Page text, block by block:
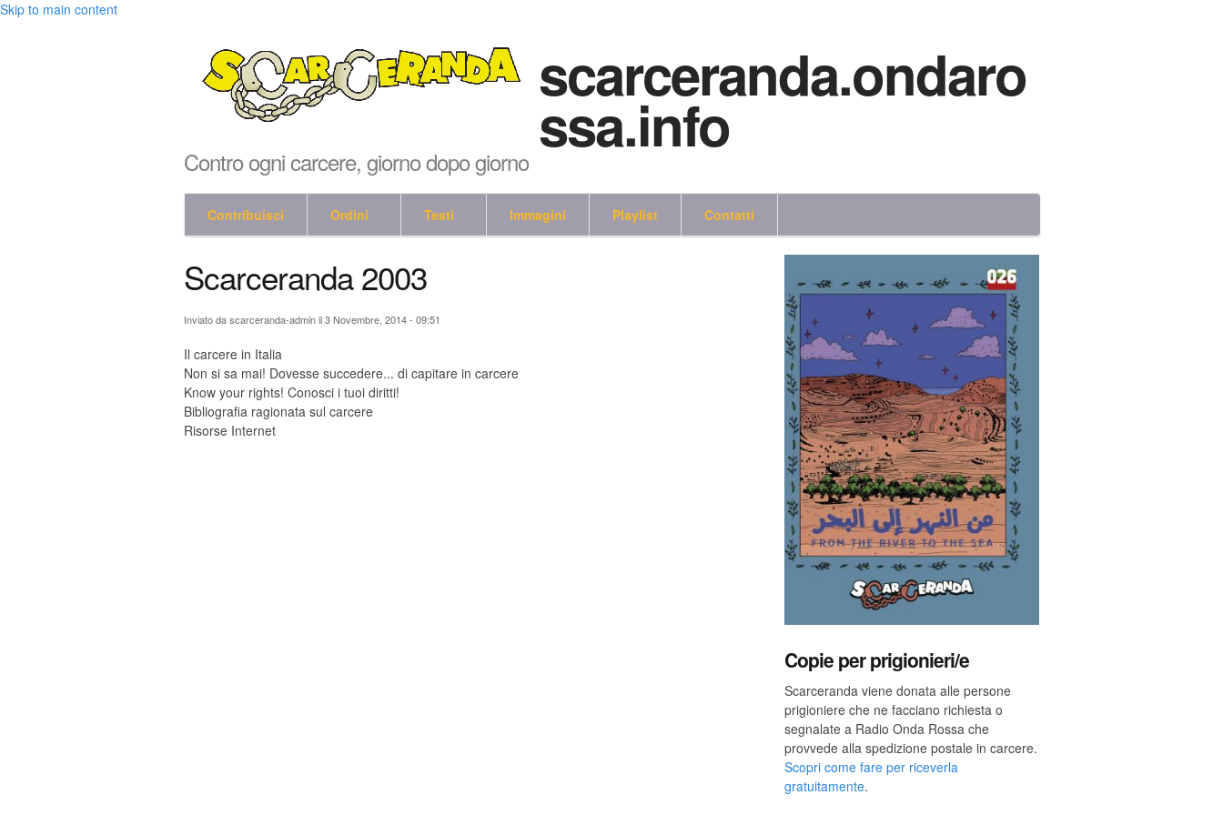
Skip to main content
scarceranda.ondaro
ssa.info
Contro ogni carcere, giorno dopo giorno
Contribuisci Ordini Testi Immagini Playlist Contatti
Scarceranda 2003
Inviato dascarceranda-adminil 3 Novembre, 2014 - 09:51
Il carcere in Italia
Non si sa mai! Dovesse succedere... di capitare in carcere
Know your rights! Conosci i tuoi diritti!
Bibliografia ragionata sul carcere
Risorse Internet
Copie per prigionieri/e
Scarceranda viene donata alle persone
prigioniere che ne facciano richiesta o
segnalate a Radio Onda Rossa che
provvede alla spedizione postale in carcere.
Scopri come fare per riceverla
gratuitamente.